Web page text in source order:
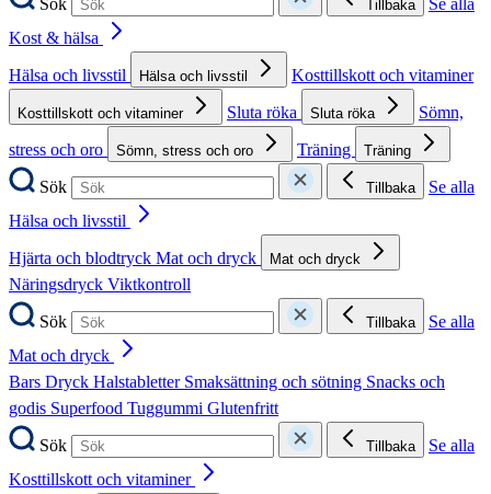
Sök
Tillbaka
Se alla
Kost & hälsa
Hälsa och livsstil
Hälsa och livsstil Kosttillskott och vitaminer
Kosttillskott och vitaminer Sluta röka Sluta röka
Sömn,
stress och oro
Sömn, stress och oro Träning Träning
Sök Tillbaka
Se alla
Hälsa och livsstil
Hjärta och blodtryck Mat och dryck Mat och dryck
Näringsdryck Viktkontroll
Sök
Tillbaka
Se alla
Mat och dryck
Bars Dryck Halstabletter Smaksättning och sötning Snacks och
godis Superfood Tuggummi Glutenfritt
Sök
Tillbaka
Se alla
Kosttillskott och vitaminer